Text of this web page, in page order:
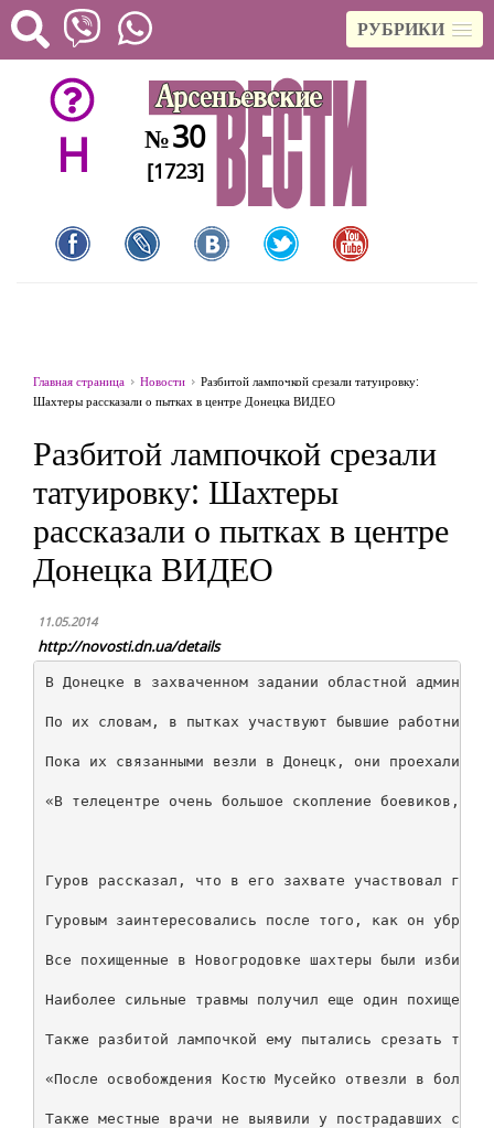
РУБРИКИ
H №30
[1723]
Главная страница Новости
Разбитой лампочкой срезали татуировку:
Шахтеры рассказали о пытках в центре Донецка ВИДЕО
Разбитой лампочкой срезали
татуировку: Шахтеры
рассказали о пытках в центре
Донецка ВИДЕО
11.05.2014
http://novosti.dn.ua/details
В Донецке в захваченном задании областной
По их словам, в пытках участвуют бывшие работники
Пока их связанными везли в Донецк, они проехали
«В телецентре очень большое скопление боевиков,
Гуров рассказал, что в его захвате участвовал
Гуровым заинтересовались после того, как он
Все похищенные в Новогродовке шахтеры были
Наиболее сильные травмы получил еще один
Также разбитой лампочкой ему пытались срезать
«После освобождения Костю Мусейко отвезли в
Также местные врачи не выявили у пострадавших